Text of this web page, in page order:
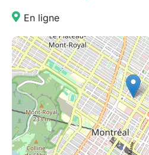
En ligne